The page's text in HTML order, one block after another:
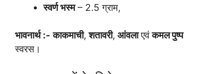
स्वर्ण भस्म– 2.5 ग्राम,
भावनार्थ :- काकमाची,शतावरी, आंवलाएवंकमल पुष्प
स्वरस।